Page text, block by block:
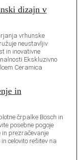
dizajn v
vrhunske
neustavljiv
in inovativne
Ekskluzivno
Ceramica
in
črpalke Bosch in
posebne pogoje
in prezračevanje
celovito rešitev na